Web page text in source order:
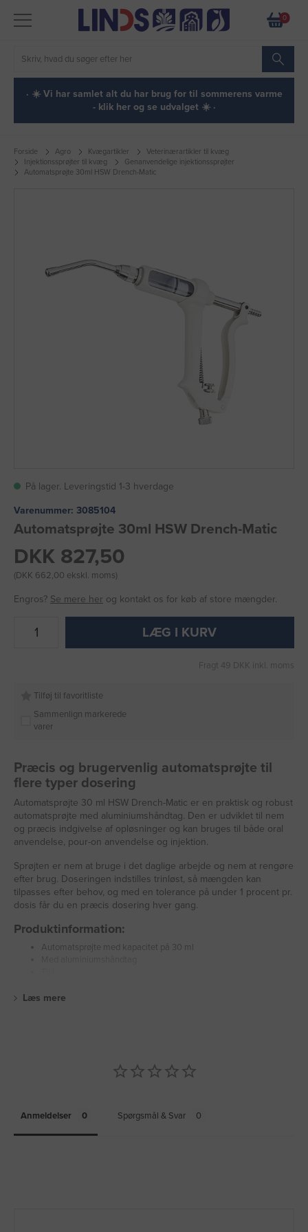
0
· ☀️ Vi har samlet alt du har brug for til sommerens varme
- klik her og se udvalget ☀️ ·
Forside Agro Kvægartikler
Veterinærartikler til kvæg
Injektionssprøjter til kvæg
Genanvendelige injektionssprøjter
Automatsprøjte 30ml HSW Drench-Matic
På lager. Leveringstid 1-3 hverdage
Varenummer: 3085104
Automatsprøjte 30ml HSW Drench-Matic
DKK 827,50
(DKK 662,00 ekskl. moms)
Engros? Se mere her og kontakt os for køb af store mængder.
LÆG I KURV
Fragt 49 DKK inkl. moms
Tilføj til favoritliste
Sammenlign markerede
varer
Præcis og brugervenlig automatsprøjte til
flere typer dosering
Automatsprøjte 30 ml HSW Drench-Matic er en praktisk og robust
automatsprøjte med aluminiumshåndtag. Den er udviklet til nem
og præcis indgivelse af opløsninger og kan bruges til både oral
anvendelse, pour-on anvendelse og injektion.
Sprøjten er nem at bruge i det daglige arbejde og nem at rengøre
efter brug. Doseringen indstilles trinløst, så mængden kan
tilpasses efter behov, og med en tolerance på under 1 procent pr.
dosis får du en præcis dosering hver gang.
Produktinformation:
Automatsprøjte med kapacitet på 30 ml
Læs mere
Anmeldelser Spørgsmål & Svar